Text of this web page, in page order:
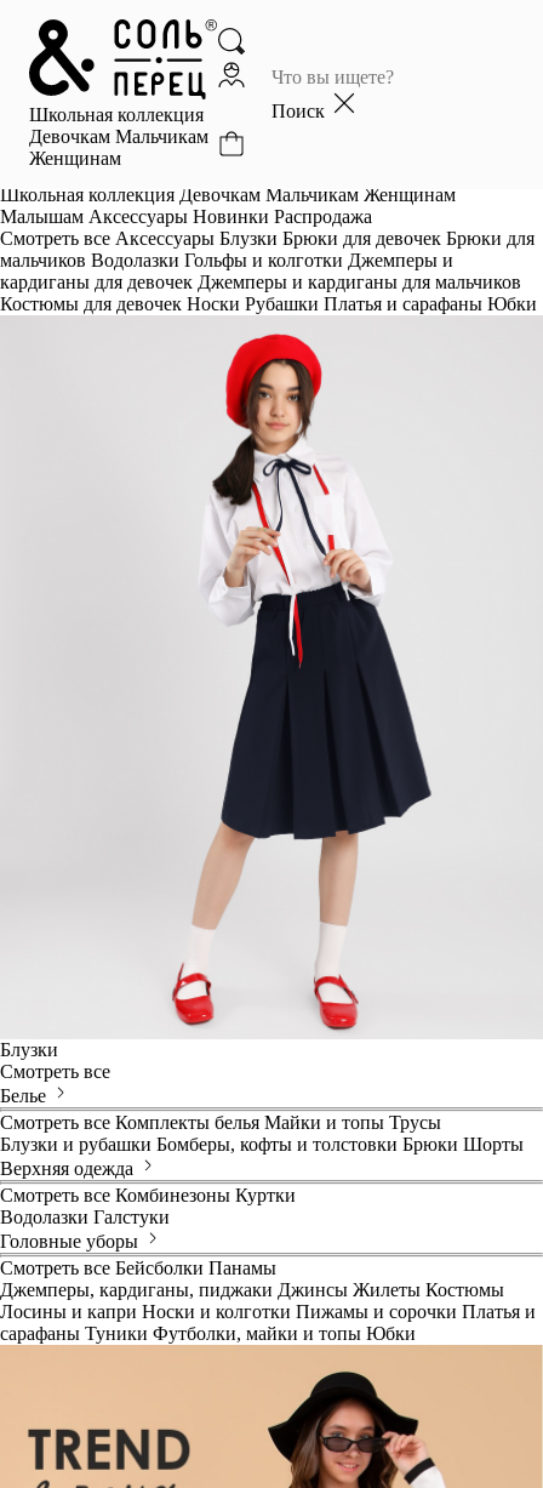
Школьная коллекция
Девочкам Мальчикам
Женщинам
Поиск
Главная
Каталог
Избранное
Школьная коллекция Девочкам Мальчикам Женщинам
Малышам Аксессуары Новинки Распродажа
Смотреть все Аксессуары Блузки Брюки для девочек Брюки для
мальчиков Водолазки Гольфы и колготки Джемперы и
кардиганы для девочек Джемперы и кардиганы для мальчиков
Костюмы для девочек Носки Рубашки Платья и сарафаны Юбки
Блузки
Смотреть все
Белье
Смотреть все Комплекты белья Майки и топы Трусы
Блузки и рубашки Бомберы, кофты и толстовки Брюки Шорты
Верхняя одежда
Смотреть все Комбинезоны Куртки
Водолазки Галстуки
Головные уборы
Смотреть все Бейсболки Панамы
Джемперы, кардиганы, пиджаки Джинсы Жилеты Костюмы
Лосины и капри Носки и колготки Пижамы и сорочки Платья и
сарафаны Туники Футболки, майки и топы Юбки